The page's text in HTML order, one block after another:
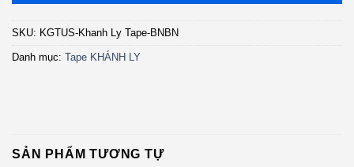
SKU: KGTUS-Khanh Ly Tape-BNBN
Danh mục: Tape KHÁNH LY
SẢN PHẨM TƯƠNG TỰ